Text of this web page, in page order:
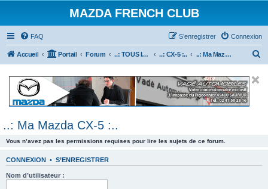
MAZDA FRENCH CLUB
FAQ Connexion
S’enregistrer
Accueil Portail Forum ..: TOUS les Véhicules MAZDA :.. ..: CX-5 :.. ..: Ma Mazda CX-5 :..
e
..: Ma Mazda CX-5 :..
Vous n’avez pas les permissions requises pour lire les sujets de ce forum.
CONNEXION • S’ENREGISTRER
Nom d’utilisateur :